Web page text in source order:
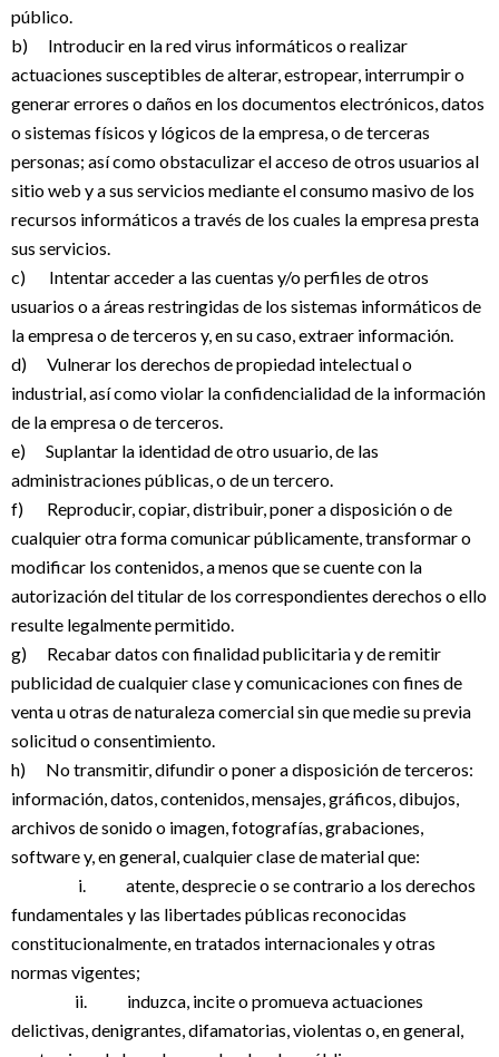
público.
b) Introducir en la red virus informáticos o realizar
actuaciones susceptibles de alterar, estropear, interrumpir o
generar errores o daños en los documentos electrónicos, datos
o sistemas físicos y lógicos de la empresa, o de terceras
personas; así como obstaculizar el acceso de otros usuarios al
sitio web y a sus servicios mediante el consumo masivo de los
recursos informáticos a través de los cuales la empresa presta
sus servicios.
c) Intentar acceder a las cuentas y/o perfiles de otros
usuarios o a áreas restringidas de los sistemas informáticos de
la empresa o de terceros y, en su caso, extraer información.
d) Vulnerar los derechos de propiedad intelectual o
industrial, así como violar la confidencialidad de la información
de la empresa o de terceros.
e) Suplantar la identidad de otro usuario, de las
administraciones públicas, o de un tercero.
f) Reproducir, copiar, distribuir, poner a disposición o de
cualquier otra forma comunicar públicamente, transformar o
modificar los contenidos, a menos que se cuente con la
autorización del titular de los correspondientes derechos o ello
resulte legalmente permitido.
g) Recabar datos con finalidad publicitaria y de remitir
publicidad de cualquier clase y comunicaciones con fines de
venta u otras de naturaleza comercial sin que medie su previa
solicitud o consentimiento.
h) No transmitir, difundir o poner a disposición de terceros:
información, datos, contenidos, mensajes, gráficos, dibujos,
archivos de sonido o imagen, fotografías, grabaciones,
software y, en general, cualquier clase de material que:
i. atente, desprecie o se contrario a los derechos
fundamentales y las libertades públicas reconocidas
constitucionalmente, en tratados internacionales y otras
normas vigentes;
ii. induzca, incite o promueva actuaciones
delictivas, denigrantes, difamatorias, violentas o, en general,